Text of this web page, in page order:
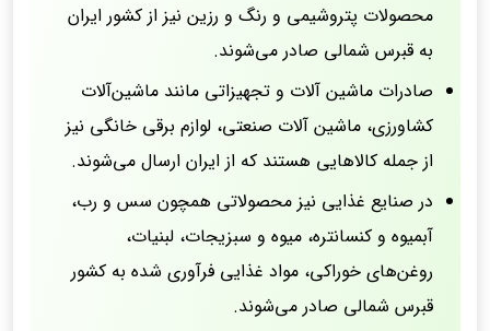
محصولات پتروشیمی و رنگ و رزین نیز از کشور ایران
به قبرس شمالی صادر می‌شوند.
صادرات ماشین آلات و تجهیزاتی مانند ماشین‌آلات
کشاورزی، ماشین آلات صنعتی، لوازم برقی خانگی نیز
از جمله کالاهایی هستند که از ایران ارسال می‌شوند.
در صنایع غذایی نیز محصولاتی همچون سس و رب،
آبمیوه و کنسانتره، میوه و سبزیجات، لبنیات،
روغن‌های خوراکی، مواد غذایی فرآوری شده به کشور
قبرس شمالی صادر می‌شوند.